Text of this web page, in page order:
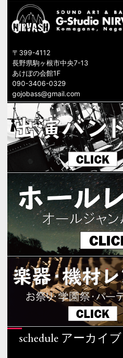
〒399-4112
長野県駒ヶ根市中央7-13
あけぼの会館1F
090-3406-0329
gojobass@gmail.com
schedule アーカイブ